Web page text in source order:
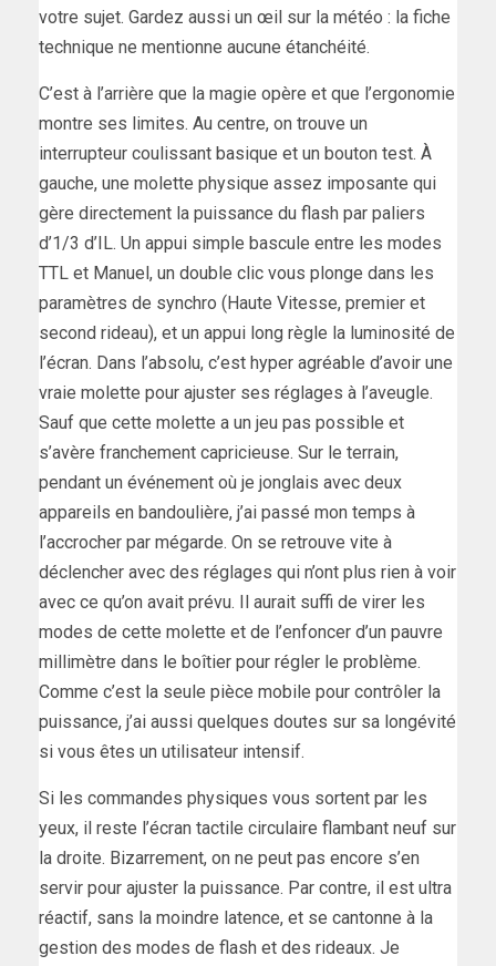
votre sujet. Gardez aussi un œil sur la météo : la fiche
technique ne mentionne aucune étanchéité.
C’est à l’arrière que la magie opère et que l’ergonomie
montre ses limites. Au centre, on trouve un
interrupteur coulissant basique et un bouton test. À
gauche, une molette physique assez imposante qui
gère directement la puissance du flash par paliers
d’1/3 d’IL. Un appui simple bascule entre les modes
TTL et Manuel, un double clic vous plonge dans les
paramètres de synchro (Haute Vitesse, premier et
second rideau), et un appui long règle la luminosité de
l’écran. Dans l’absolu, c’est hyper agréable d’avoir une
vraie molette pour ajuster ses réglages à l’aveugle.
Sauf que cette molette a un jeu pas possible et
s’avère franchement capricieuse. Sur le terrain,
pendant un événement où je jonglais avec deux
appareils en bandoulière, j’ai passé mon temps à
l’accrocher par mégarde. On se retrouve vite à
déclencher avec des réglages qui n’ont plus rien à voir
avec ce qu’on avait prévu. Il aurait suffi de virer les
modes de cette molette et de l’enfoncer d’un pauvre
millimètre dans le boîtier pour régler le problème.
Comme c’est la seule pièce mobile pour contrôler la
puissance, j’ai aussi quelques doutes sur sa longévité
si vous êtes un utilisateur intensif.
Si les commandes physiques vous sortent par les
yeux, il reste l’écran tactile circulaire flambant neuf sur
la droite. Bizarrement, on ne peut pas encore s’en
servir pour ajuster la puissance. Par contre, il est ultra
réactif, sans la moindre latence, et se cantonne à la
gestion des modes de flash et des rideaux. Je